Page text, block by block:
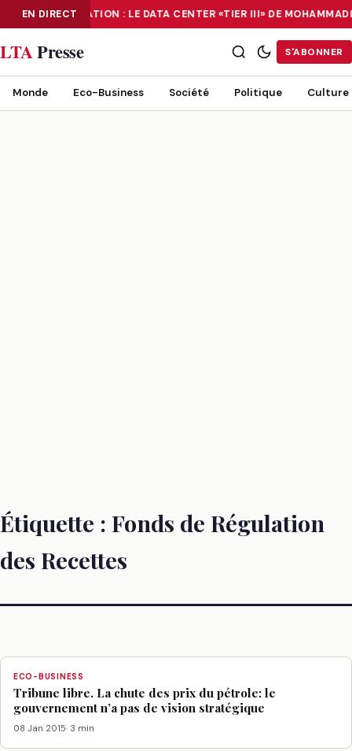
EN DIRECT
NUMÉRISATION : LE DATA CENTER «TIER III» DE
NUMÉRISATION : LE DATA CENTER «TIER III» DE MOHAMMADIA, UN
LTAPresse S'ABONNER
Monde Eco-Business Société Politique Culture
Étiquette : Fonds de Régulation
des Recettes
ECO-BUSINESS
Tribune libre. La chute des prix du pétrole: le
gouvernement n’a pas de vision stratégique
08 Jan 2015· 3 min